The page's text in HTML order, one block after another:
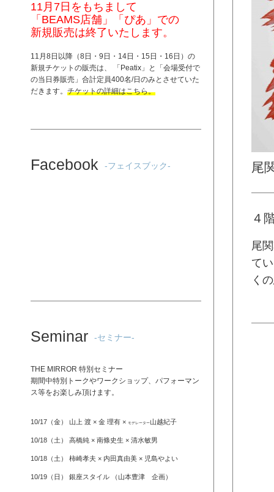
11月7日をもちまして
「BEAMS店舗」「ぴあ」での
新規販売は終了いたします。
11月8日以降（8日・9日・14日・15日・16日）の
新規チケットの販売は、 「 Peatix 」と「 会場受付で
の当日券販売 」合計定員400名/日のみとさせていた
だきます。 チケットの詳細はこちら。
Facebook -フェイスブック-
Seminar -セミナー-
THE MIRROR 特別セミナー
期間中特別トークやワークショップ、パフォーマン
ス等をお楽しみ頂けます。
10/17（金） 山上 渡 × 金 理有 × モデレーター山越紀子
10/18（土） 高橋純 × 南條史生 × 清水敏男
10/18（土） 柿崎孝夫 × 内田真由美 × 児島やよい
10/19（日） 銀座スタイル （山本豊津 企画）
尾
４
尾
て
く